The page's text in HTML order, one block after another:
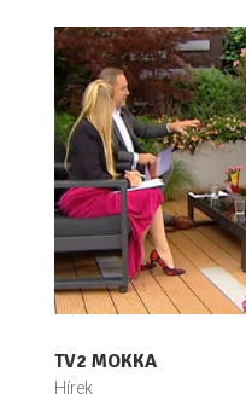
TV2 MOKKA
Hírek